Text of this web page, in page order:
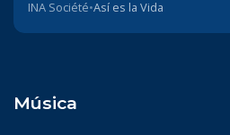
INA Société•Así es la Vida
Música